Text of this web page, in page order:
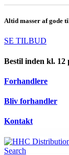
Altid masser af gode
SE TILBUD
Bestil inden kl. 12
Forhandlere
Bliv forhandler
Kontakt
Search